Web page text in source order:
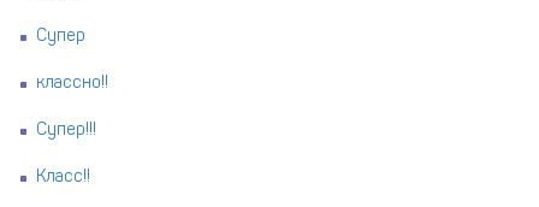
Супер
классно!!
Супер!!!
Класс!!